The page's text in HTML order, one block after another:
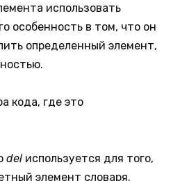
использовать
особенность в том, что он
определенный элемент,
кода, где это
del используется для того,
элемент словаря.